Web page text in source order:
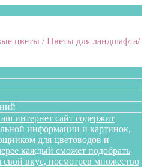
цветы / Цветы для ландшафта/
интернет сайт содержит
информации и картинок,
для цветоводов и
каждый сможет подобрать
вкус, посмотрев множество